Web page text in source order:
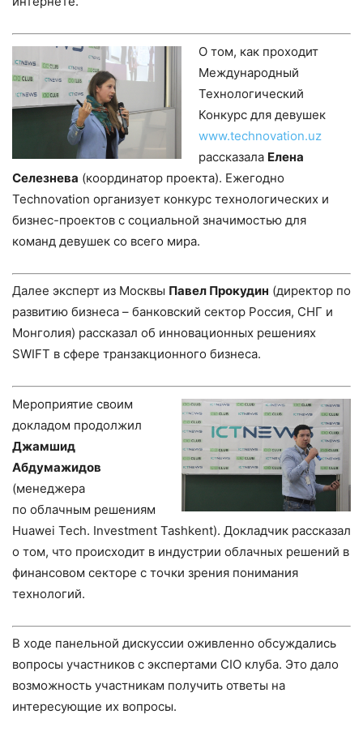
О том, как проходит
Международный
Технологический
Конкурс для девушек
www.technovation.uz
рассказала Елена
Селезнева (координатор проекта). Ежегодно
Теchnovation организует конкурс технологических и
бизнес-проектов с социальной значимостью для
команд девушек со всего мира.
Далее эксперт из Москвы Павел Прокудин (директор по
развитию бизнеса – банковский сектор Россия, СНГ и
Монголия) рассказал об инновационных решениях
SWIFT в сфере транзакционного бизнеса.
Мероприятие своим
докладом продолжил
Джамшид
Абдумажидов
(менеджера
по облачным решениям
Huawei Tech. Investment Tashkent). Докладчик рассказал
о том, что происходит в индустрии облачных решений в
финансовом секторе с точки зрения понимания
технологий.
В ходе панельной дискуссии оживленно обсуждались
вопросы участников с экспертами CIO клуба. Это дало
возможность участникам получить ответы на
интересующие их вопросы.